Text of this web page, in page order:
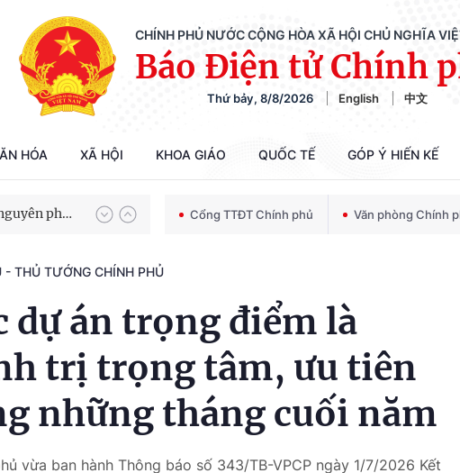
CHÍNH PHỦ NƯỚC CỘNG HÒA XÃ HỘI CHỦ NGHĨA
Báo Điện tử Chính
Thứ bảy, 8/8/2026 English 中文
HÓA XÃ HỘI KHOA GIÁO QUỐC TẾ GÓP Ý HIẾN KẾ
Chiến dịch 500 ngày đêm tìm kiếm, quy tập và xác định danh tính hài cốt liệt sĩ
Bảo vệ nền tảng tư tưởng của Đảng trong kỷ nguyên phát triển mới
lâu dài Cổng TTĐT Chính phủ Văn phòng Chính
THỦ TƯỚNG CHÍNH PHỦ
dự án trọng điểm là
trị trọng tâm, ưu tiên
những tháng cuối năm
vừa ban hành Thông báo số 343/TB-VPCP ngày 1/7/2026 Kết